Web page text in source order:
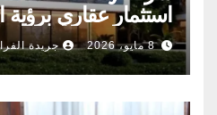
استثمار عقاري برؤية
8 مايو، 2026 جريدة